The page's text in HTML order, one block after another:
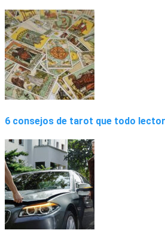
6 consejos de tarot que todo